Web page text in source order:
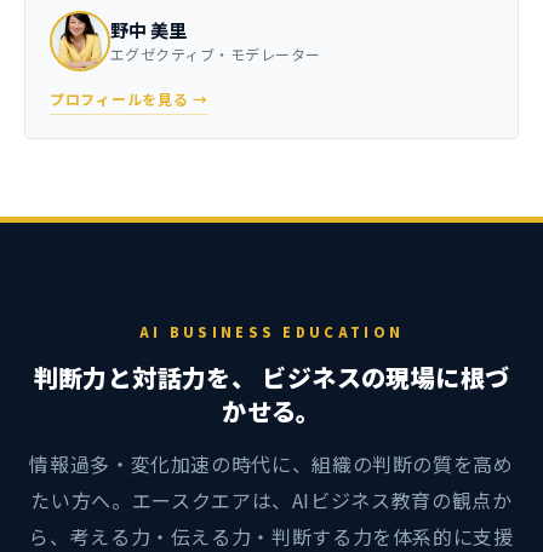
野中 美里
エグゼクティブ・モデレーター
プロフィールを見る →
AI BUSINESS EDUCATION
判断力と対話力を、 ビジネスの現場に根づ
かせる。
情報過多・変化加速の時代に、組織の判断の質を高め
たい方へ。エースクエアは、AIビジネス教育の観点か
ら、考える力・伝える力・判断する力を体系的に支援